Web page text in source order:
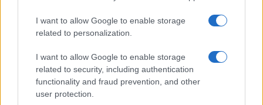
I want to allow Google to enable storage
related to personalization.
I want to allow Google to enable storage
related to security, including authentication
functionality and fraud prevention, and other
user protection.